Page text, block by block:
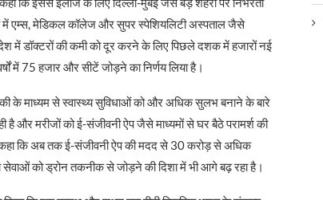
में एम्स, मेडिकल कॉलेज और सुपर स्पेशियलिटी अस्पताल जैसे
में डॉक्टरों की कमी को दूर करने के लिए पिछले दशक में हजारों नई
में 75 हजार और सीटें जोड़ने का निर्णय लिया है।
के माध्यम से स्वास्थ्य सुविधाओं को और अधिक सुलभ बनाने के बारे
और मरीजों को ई-संजीवनी ऐप जैसे माध्यमों से घर बैठे परामर्श की
कहा कि अब तक ई-संजीवनी ऐप की मदद से 30 करोड़ से अधिक
सेवाओं को ड्रोन तकनीक से जोड़ने की दिशा में भी आगे बढ़ रहा है।